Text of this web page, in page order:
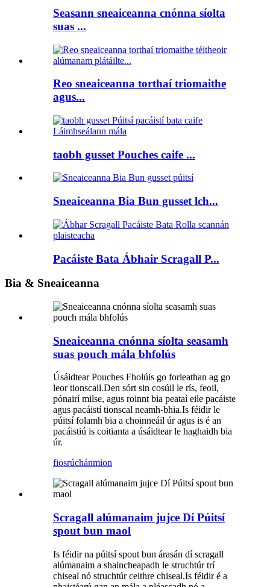
Seasann sneaiceanna cnónna síolta
suas ...
Reo sneaiceanna torthaí triomaithe
agus...
taobh gusset Pouches caife ...
Sneaiceanna Bia Bun gusset lch...
Pacáiste Bata Ábhair Scragall P...
Bia & Sneaiceanna
Sneaiceanna cnónna síolta seasamh
suas pouch mála bhfolús
Úsáidtear Pouches Fholúis go forleathan ag go
leor tionscail.Den sórt sin cosúil le rís, feoil,
pónairí milse, agus roinnt bia peataí eile pacáiste
agus pacáistí tionscal neamh-bhia.Is féidir le
púitsí folamh bia a choinneáil úr agus is é an
pacáistiú is coitianta a úsáidtear le haghaidh bia
úr.
fiosrúchánmion
Scragall alúmanaim jujce Dí Púitsí
spout bun maol
Is féidir na púitsí spout bun árasán dí scragall
alúmanaim a shaincheapadh le struchtúr trí
chiseal nó struchtúr ceithre chiseal.Is féidir é a